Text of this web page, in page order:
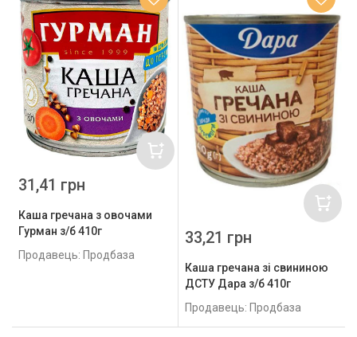
Каша гречана з овочами
Гурман з/б 410г
Продавець: Продбаза
31,41 грн
Каша гречана зі свининою
ДСТУ Дара з/б 410г
Продавець: Продбаза
33,21 грн